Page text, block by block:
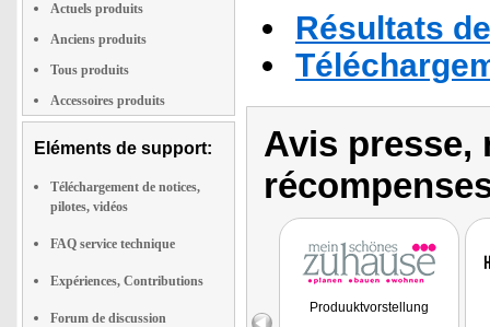
Actuels produits
Anciens produits
Tous produits
Accessoires produits
Eléments de support:
Téléchargement de notices,
pilotes, vidéos
FAQ service technique
Expériences, Contributions
Forum de discussion
Résultats
Avis presse,
Produuktvorstellung